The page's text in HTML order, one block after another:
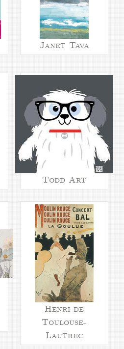
Janet Tava
Todd Art
Henri de
Toulouse-
Lautrec